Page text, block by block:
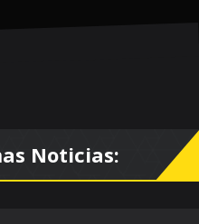
Noticias: